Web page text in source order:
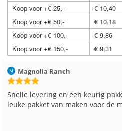
Koop voor +€ 25,-
€ 10,40
Koop voor +€ 50,-
€ 10,18
Koop voor +€ 100,-
€ 9,86
Koop voor +€ 150,-
€ 9,31
Hilde uit Loyers
Reeds meerdere keren breigaren
besteld, altijd heel tevreden over